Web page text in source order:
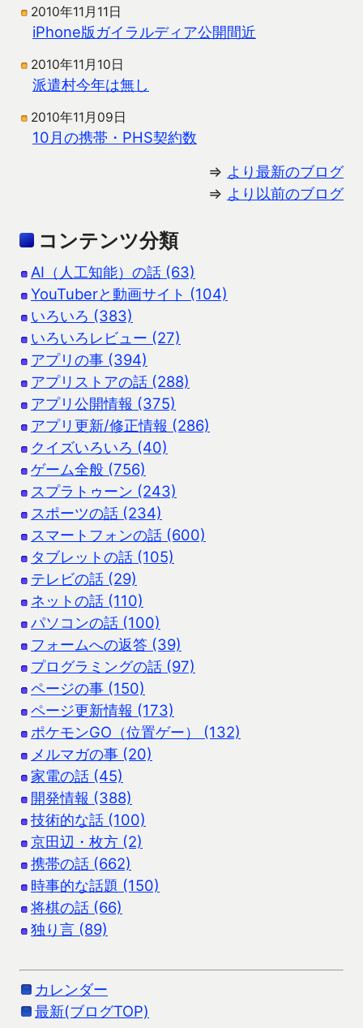
2010年11月11日
iPhone版ガイラルディア公開間近
2010年11月10日
派遣村今年は無し
2010年11月09日
10月の携帯・PHS契約数
⇒ より最新のブログ
⇒ より以前のブログ
コンテンツ分類
AI（人工知能）の話 (63)
YouTuberと動画サイト (104)
いろいろ (383)
いろいろレビュー (27)
アプリの事 (394)
アプリストアの話 (288)
アプリ公開情報 (375)
アプリ更新/修正情報 (286)
クイズいろいろ (40)
ゲーム全般 (756)
スプラトゥーン (243)
スポーツの話 (234)
スマートフォンの話 (600)
タブレットの話 (105)
テレビの話 (29)
ネットの話 (110)
パソコンの話 (100)
フォームへの返答 (39)
プログラミングの話 (97)
ページの事 (150)
ページ更新情報 (173)
ポケモンGO（位置ゲー） (132)
メルマガの事 (20)
家電の話 (45)
開発情報 (388)
技術的な話 (100)
京田辺・枚方 (2)
携帯の話 (662)
時事的な話題 (150)
将棋の話 (66)
独り言 (89)
カレンダー
最新(ブログTOP)